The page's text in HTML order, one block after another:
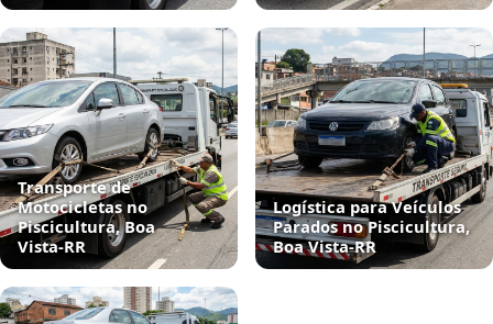
Transporte de
Motocicletas no
Piscicultura, Boa
Vista‑RR
Logística para Veículos
Parados no Piscicultura,
Boa Vista‑RR